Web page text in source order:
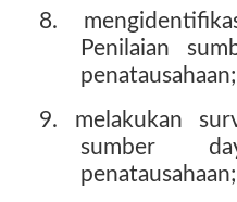
8.
Penilaian
penatausahaan;
9. melakukan
sumber
penatausahaan;